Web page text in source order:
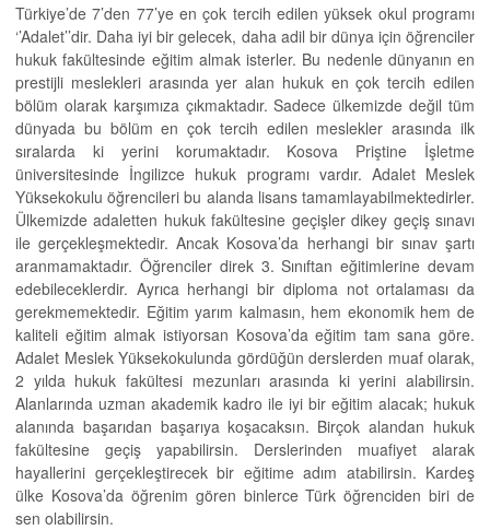
Türkiye’de 7’den 77’ye en çok tercih edilen yüksek okul programı
‘’Adalet’’dir. Daha iyi bir gelecek, daha adil bir dünya için öğrenciler
hukuk fakültesinde eğitim almak isterler. Bu nedenle dünyanın en
prestijli meslekleri arasında yer alan hukuk en çok tercih edilen
bölüm olarak karşımıza çıkmaktadır. Sadece ülkemizde değil tüm
dünyada bu bölüm en çok tercih edilen meslekler arasında ilk
sıralarda ki yerini korumaktadır. Kosova Priştine İşletme
üniversitesinde İngilizce hukuk programı vardır. Adalet Meslek
Yüksekokulu öğrencileri bu alanda lisans tamamlayabilmektedirler.
Ülkemizde adaletten hukuk fakültesine geçişler dikey geçiş sınavı
ile gerçekleşmektedir. Ancak Kosova’da herhangi bir sınav şartı
aranmamaktadır. Öğrenciler direk 3. Sınıftan eğitimlerine devam
edebileceklerdir. Ayrıca herhangi bir diploma not ortalaması da
gerekmemektedir. Eğitim yarım kalmasın, hem ekonomik hem de
kaliteli eğitim almak istiyorsan Kosova’da eğitim tam sana göre.
Adalet Meslek Yüksekokulunda gördüğün derslerden muaf olarak,
2 yılda hukuk fakültesi mezunları arasında ki yerini alabilirsin.
Alanlarında uzman akademik kadro ile iyi bir eğitim alacak; hukuk
alanında başarıdan başarıya koşacaksın. Birçok alandan hukuk
fakültesine geçiş yapabilirsin. Derslerinden muafiyet alarak
hayallerini gerçekleştirecek bir eğitime adım atabilirsin. Kardeş
ülke Kosova’da öğrenim gören binlerce Türk öğrenciden biri de
sen olabilirsin.